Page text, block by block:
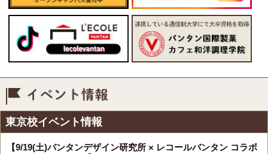
東京校イベント情報
【9/19(土)バンタンデザイン研究所 × レコールバンタン コラボ